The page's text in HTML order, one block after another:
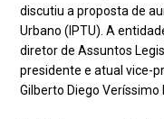
discutiu a proposta de
Urbano (IPTU). A
diretor de Assuntos
presidente e atual vice-
Gilberto Diego Veríssimo